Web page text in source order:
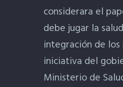
considerara el
debe jugar la
integración de
iniciativa del
Ministerio de